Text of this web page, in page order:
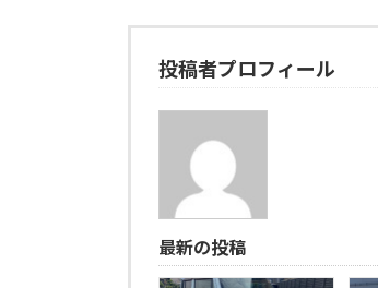
投稿者プロフィール
最新の投稿